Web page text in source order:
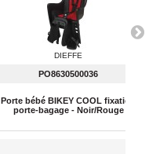
DIEFFE
PO8630500036
Porte bébé BIKEY COOL fixation
porte-bagage - Noir/Rouge